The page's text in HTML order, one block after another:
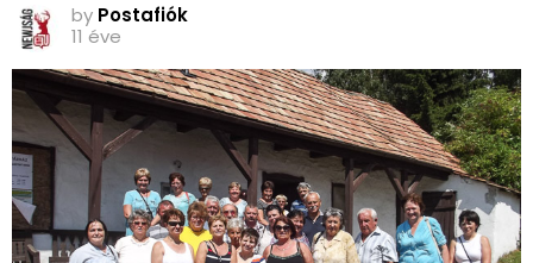
by Postafiók
11 éve